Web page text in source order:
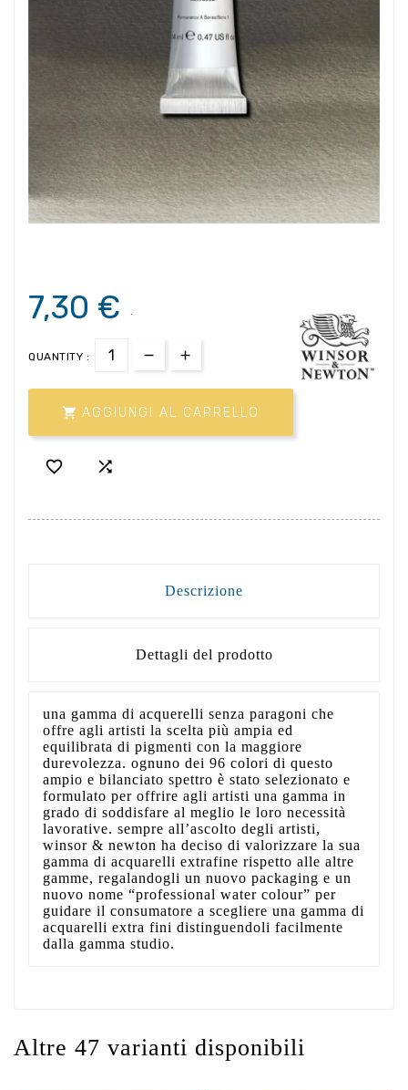
7,30 € .
QUANTITY :
 AGGIUNGI AL CARRELLO
 
Descrizione
Dettagli del prodotto
una gamma di acquerelli senza paragoni che
offre agli artisti la scelta più ampia ed
equilibrata di pigmenti con la maggiore
durevolezza. ognuno dei 96 colori di questo
ampio e bilanciato spettro è stato selezionato e
formulato per offrire agli artisti una gamma in
grado di soddisfare al meglio le loro necessità
lavorative. sempre all’ascolto degli artisti,
winsor & newton ha deciso di valorizzare la sua
gamma di acquarelli extrafine rispetto alle altre
gamme, regalandogli un nuovo packaging e un
nuovo nome “professional water colour” per
guidare il consumatore a scegliere una gamma di
acquarelli extra fini distinguendoli facilmente
dalla gamma studio.
Altre 47 varianti disponibili